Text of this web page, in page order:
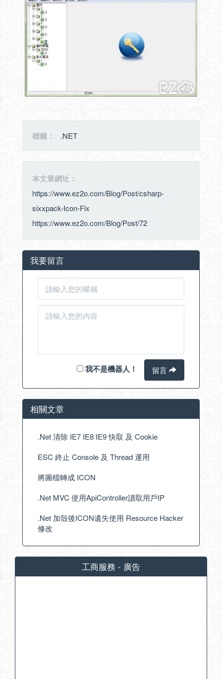
標籤： .NET
本文章網址：
https://www.ez2o.com/Blog/Post/csharp-
sixxpack-Icon-Fix
https://www.ez2o.com/Blog/Post/72
我要留言
我不是機器人！ 留言
相關文章
.Net 清除 IE7 IE8 IE9 快取 及 Cookie
ESC 終止 Console 及 Thread 運用
將圖檔轉成 ICON
.Net MVC 使用ApiController讀取用戶IP
.Net 加殼後ICON遺失使用 Resource Hacker
修改
工商服務 - 廣告